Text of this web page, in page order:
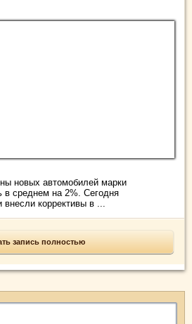
новых автомобилей марки
в среднем на 2%. Сегодня
коррективы в ...
запись полностью